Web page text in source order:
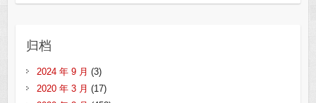
归档
2024 年 9 月 (3)
2020 年 3 月 (17)